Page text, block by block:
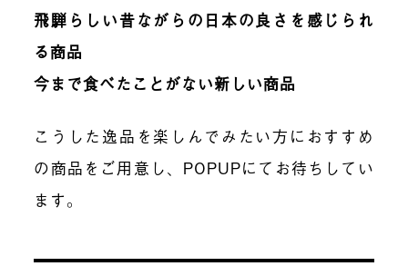
飛騨らしい昔ながらの日本の良さを感じられ
る商品
今まで食べたことがない新しい商品
こうした逸品を楽しんでみたい方におすすめ
の商品をご用意し、POPUPにてお待ちしてい
ます。